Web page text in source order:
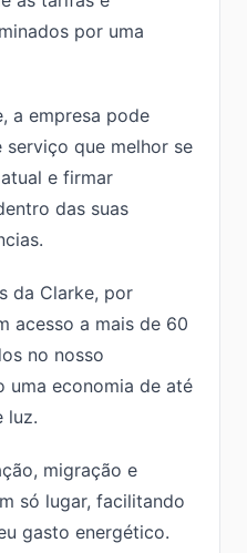
por uma
a empresa pode
que melhor se
e firmar
das suas
da Clarke, por
acesso a mais de 60
no nosso
uma economia de até
luz.
migração e
só lugar, facilitando
gasto energético.